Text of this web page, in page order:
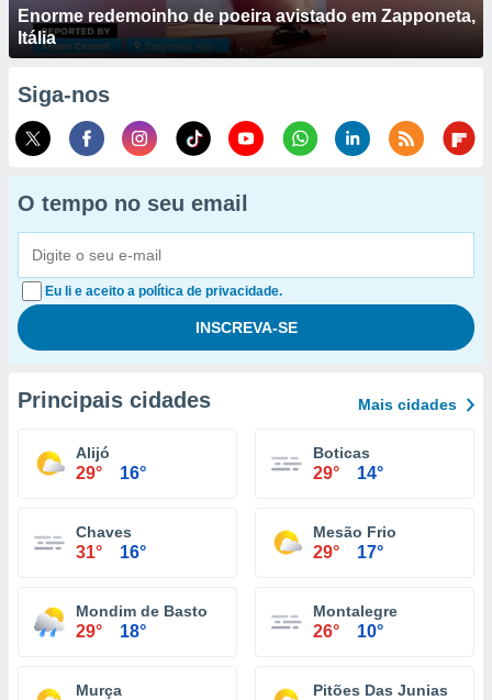
Enorme redemoinho de poeira avistado em Zapponeta,
Itália
Siga-nos
O tempo no seu email
Eu li e aceito a política de privacidade.
Principais cidades Mais cidades
Alijó
29° 16°
Boticas
29° 14°
Chaves
31° 16°
Mesão Frio
29° 17°
Mondim de Basto
29° 18°
Montalegre
26° 10°
Murça Pitões Das Junias